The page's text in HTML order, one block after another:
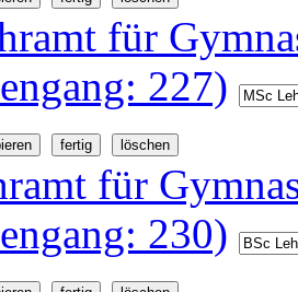
für
227)
für
230)